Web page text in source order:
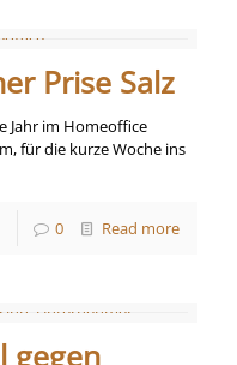
Prise Salz
Jahr im Homeoffice
für die kurze Woche ins
0 Read more
gegen